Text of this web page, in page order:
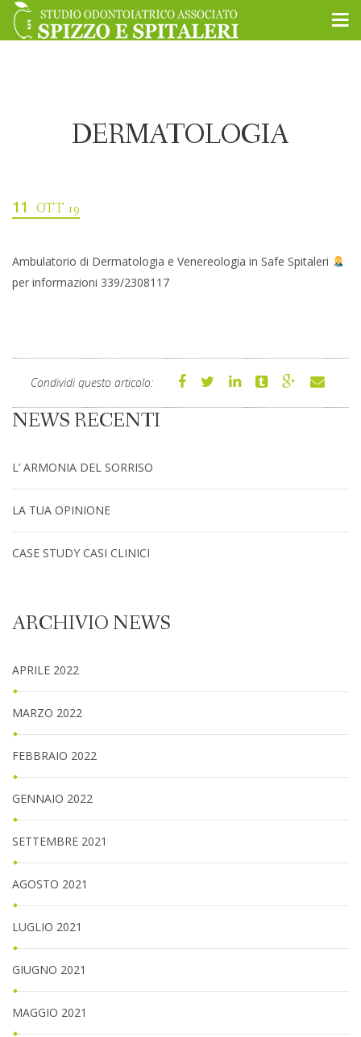
DERMATOLOGIA
11 OTT 19
Ambulatorio di Dermatologia e Venereologia in Safe Spitaleri
per informazioni 339/2308117
Condividi questo articolo:
NEWS RECENTI
L’ ARMONIA DEL SORRISO
LA TUA OPINIONE
CASE STUDY CASI CLINICI
ARCHIVIO NEWS
APRILE 2022
MARZO 2022
FEBBRAIO 2022
GENNAIO 2022
SETTEMBRE 2021
AGOSTO 2021
LUGLIO 2021
GIUGNO 2021
MAGGIO 2021